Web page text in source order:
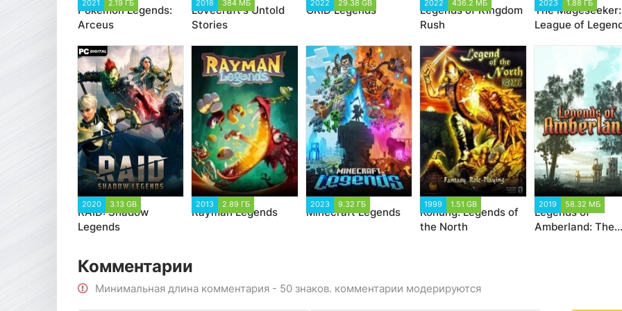
2021 2.19 ГБ
Pokemon Legends:
Arceus
2018 384 МБ
Lovecraft's Untold
Stories
2022 29.38 GB
GRID Legends
2022 436.2 МБ
Legends of Kingdom
Rush
2023 1.88 ГБ
The
League of
2020 3.13 GB
RAID: Shadow
Legends
2013 2.89 ГБ
Rayman Legends
2023 9.32 ГБ
Minecraft Legends
1999 1.51 GB
Konung: Legends of
the North
2019 58.32 МБ
Legends of
Amberland: The
Комментарии
Минимальная длина комментария - 50 знаков. комментарии модерируются